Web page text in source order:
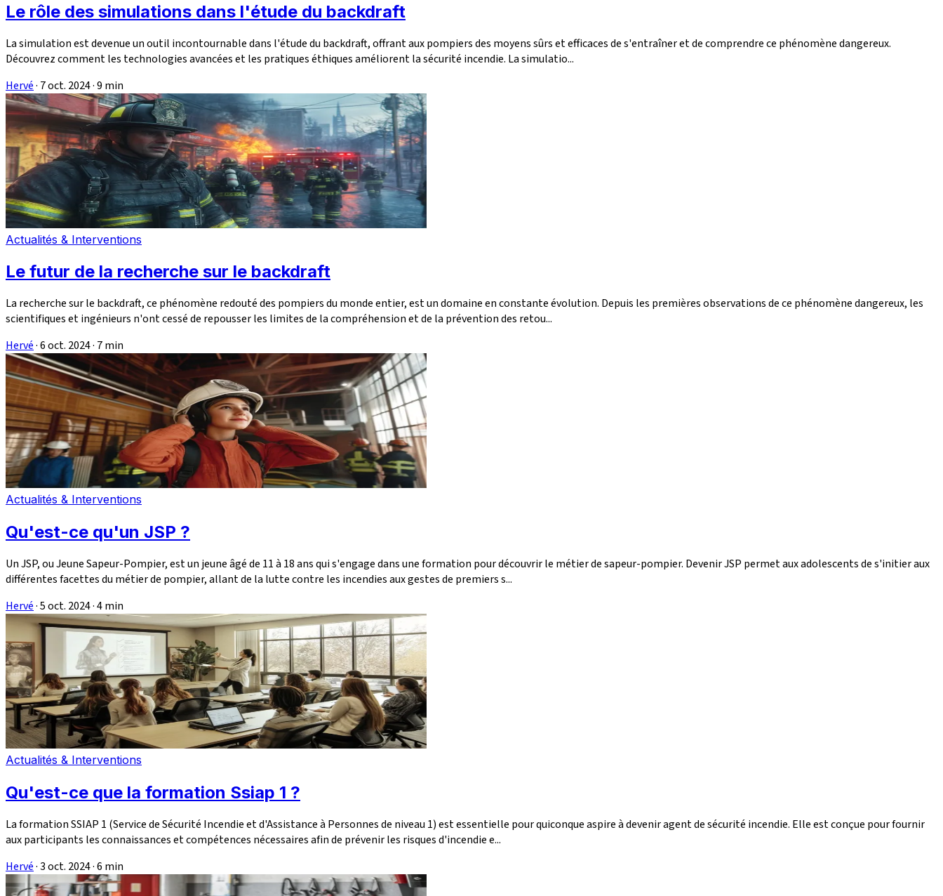
Le rôle des simulations dans l'étude du backdraft
La simulation est devenue un outil incontournable dans l'étude du backdraft, offrant aux pompiers des moyens sûrs et efficaces de s'entraîner et de comprendre ce phénomène dangereux.
Découvrez comment les technologies avancées et les pratiques éthiques améliorent la sécurité incendie. La simulatio...
Hervé· 7 oct. 2024·9 min
Actualités & Interventions
Le futur de la recherche sur le backdraft
La recherche sur le backdraft, ce phénomène redouté des pompiers du monde entier, est un domaine en constante évolution. Depuis les premières observations de ce phénomène dangereux, les
scientifiques et ingénieurs n'ont cessé de repousser les limites de la compréhension et de la prévention des retou...
Hervé·6 oct. 2024· 7 min
Actualités & Interventions
Qu'est-ce qu'un JSP ?
Un JSP, ou Jeune Sapeur-Pompier, est un jeune âgé de 11 à 18 ans qui s'engage dans une formation pour découvrir le métier de sapeur-pompier. Devenir JSP permet aux adolescents de s'initier aux
différentes facettes du métier de pompier, allant de la lutte contre les incendies aux gestes de premiers s...
Hervé·5 oct. 2024·4 min
Actualités & Interventions
Qu'est-ce que la formation Ssiap 1 ?
La formation SSIAP 1 (Service de Sécurité Incendie et d'Assistance à Personnes de niveau 1) est essentielle pour quiconque aspire à devenir agent de sécurité incendie. Elle est conçue pour fournir
aux participants les connaissances et compétences nécessaires afin de prévenir les risques d'incendie e...
Hervé·3 oct. 2024·6 min